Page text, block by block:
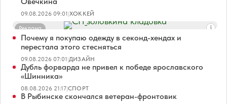
09.08.2026 09:01|ХОККЕЙ
Реклама
Почему я покупаю одежду в секонд-хендах и
перестала этого стесняться
09.08.2026 07:01|ДИЗАЙН
Дубль форварда не привел к победе ярославского
«Шинника»
08.08.2026 21:17|СПОРТ
В Рыбинске скончался ветеран-фронтовик